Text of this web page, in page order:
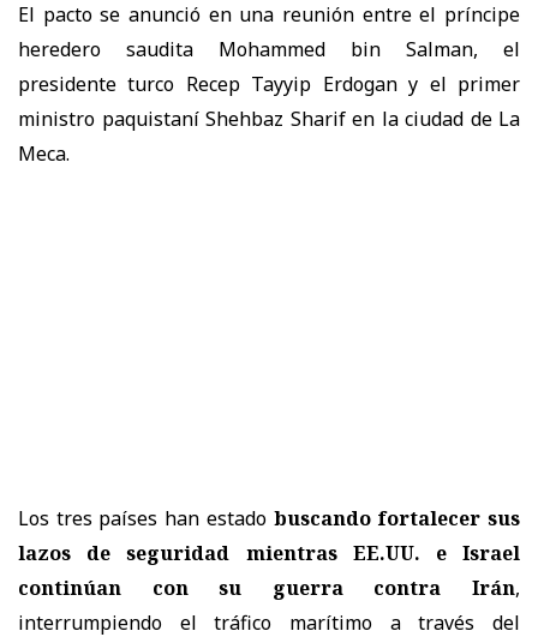
El pacto se anunció en una reunión entre el príncipe
heredero saudita Mohammed bin Salman, el
presidente turco Recep Tayyip Erdogan y el primer
ministro paquistaní Shehbaz Sharif en la ciudad de La
Meca.
Los tres países han estado buscando fortalecer sus
lazos de seguridad mientras EE.UU. e Israel
continúan con su guerra contra Irán,
interrumpiendo el tráfico marítimo a través del